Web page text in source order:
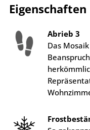
Eigenschaften
Abrieb 3
Das